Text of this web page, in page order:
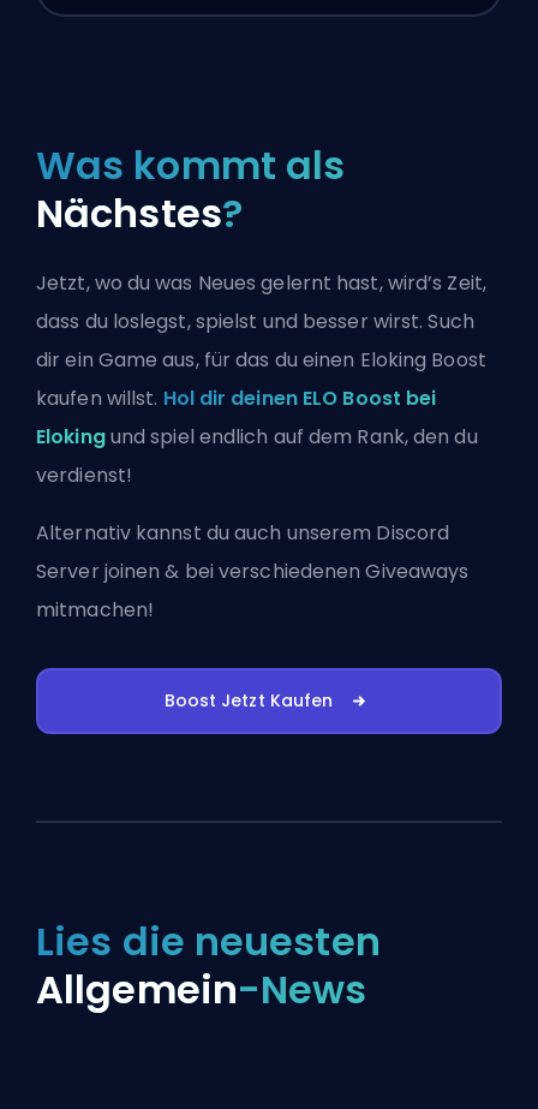
Was kommt als
Nächstes?
Jetzt, wo du was Neues gelernt hast, wird’s Zeit,
dass du loslegst, spielst und besser wirst. Such
dir ein Game aus, für das du einen Eloking Boost
kaufen willst. Hol dir deinen ELO Boost bei
Elokingund spiel endlich auf dem Rank, den du
verdienst!
Alternativ kannst du auch unserem Discord
Server joinen & bei verschiedenen Giveaways
mitmachen!
Boost Jetzt Kaufen
Lies die neuesten
Allgemein-News